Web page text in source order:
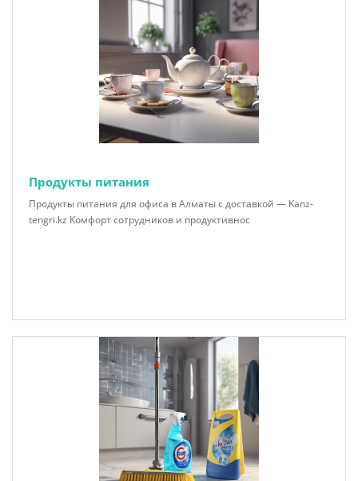
Продукты питания
Продукты питания для офиса в Алматы с доставкой — Kanz-
tengri.kz Комфорт сотрудников и продуктивнос